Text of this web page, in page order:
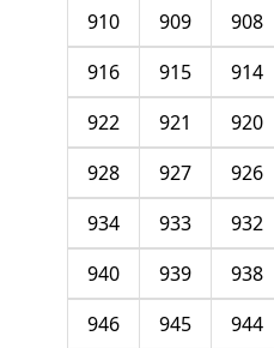
908
909
910
914
915
916
920
921
922
926
927
928
932
933
934
938
939
940
944
945
946